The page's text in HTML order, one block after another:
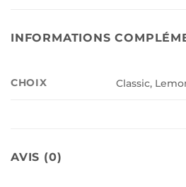
INFORMATIONS
CHOIX Classic,
AVIS (0)